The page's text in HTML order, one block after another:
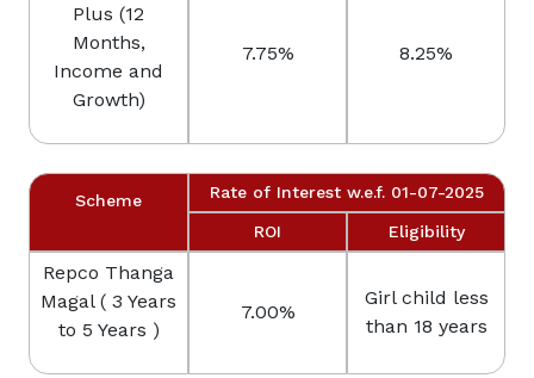
Plus (12
Months,
Income and
Growth)
7.75% 8.25%
Scheme Rate of Interest w.e.f. 01-07-2025
ROI Eligibility
Repco Thanga
Magal ( 3 Years
to 5 Years )
7.00%
Girl child less
than 18 years